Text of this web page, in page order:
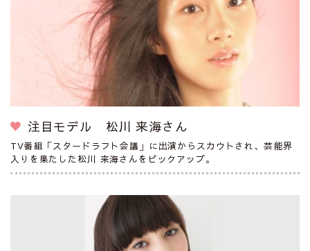
注目モデル 松川 来海さん
TV番組「スタードラフト会議」に出演からスカウトされ、芸能界
入りを果たした松川 来海さんをピックアップ。